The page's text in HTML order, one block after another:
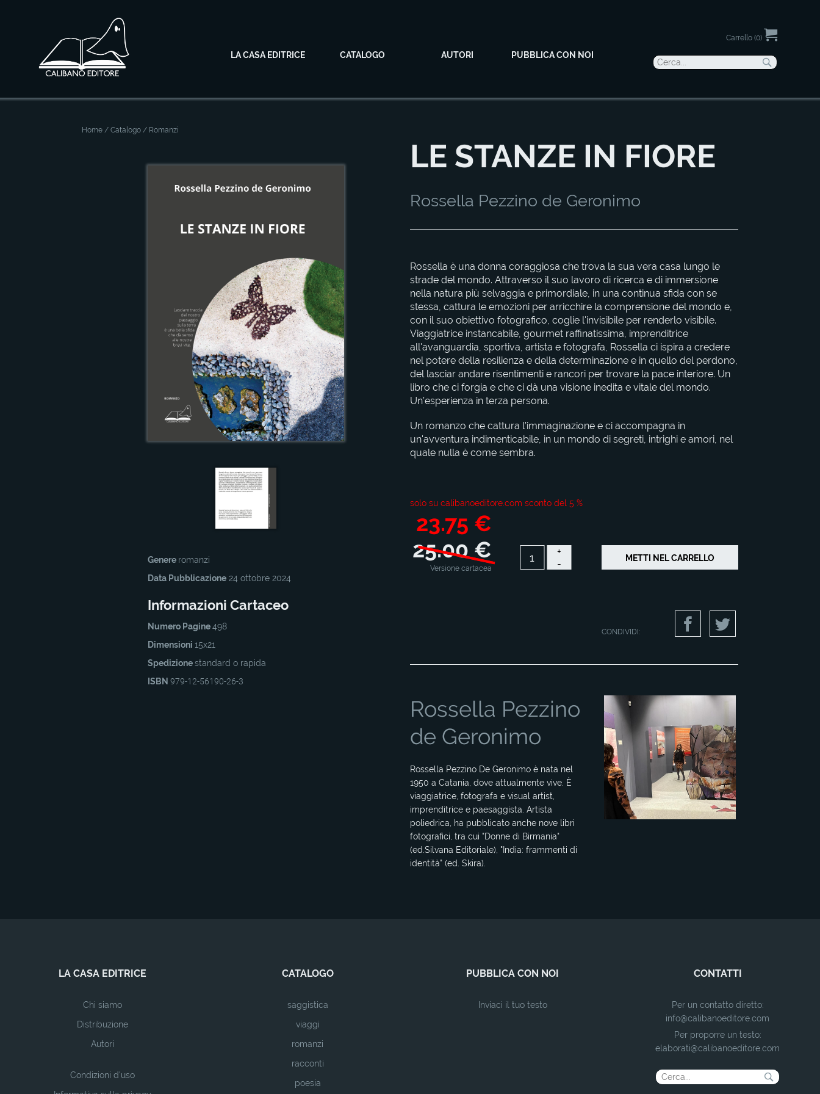
LA CASA EDITRICE CATALOGO AUTORI PUBBLICA CON NOI
Carrello (0)
Home /Catalogo / Romanzi
Genere romanzi
Data Pubblicazione24 ottobre 2024
Informazioni Cartaceo
Numero Pagine498
Dimensioni 15x21
Spedizionestandard o rapida
ISBN 979-12-56190-26-3
LE STANZE IN FIORE
Rossella Pezzino de Geronimo
Rossella è una donna coraggiosa che trova la sua vera casa lungo le
strade del mondo. Attraverso il suo lavoro di ricerca e di immersione
nella natura più selvaggia e primordiale, in una continua sfida con se
stessa, cattura le emozioni per arricchire la comprensione del mondo e,
con il suo obiettivo fotografico, coglie l'invisibile per renderlo visibile.
Viaggiatrice instancabile, gourmet raffinatissima, imprenditrice
all'avanguardia, sportiva, artista e fotografa, Rossella ci ispira a credere
nel potere della resilienza e della determinazione e in quello del perdono,
del lasciar andare risentimenti e rancori per trovare la pace interiore. Un
libro che ci forgia e che ci dà una visione inedita e vitale del mondo.
Un’esperienza in terza persona.
Un romanzo che cattura l’immaginazione e ci accompagna in
un'avventura indimenticabile, in un mondo di segreti, intrighi e amori, nel
quale nulla è come sembra.
solo su calibanoeditore.com sconto del 5 %
23.75 €
25.00 €
Versione cartacea
+
-
CONDIVIDI:
Rossella Pezzino
de Geronimo
Rossella Pezzino De Geronimo è nata nel
1950 a Catania, dove attualmente vive. È
viaggiatrice, fotografa e visual artist,
imprenditrice e paesaggista. Artista
poliedrica, ha pubblicato anche nove libri
fotografici, tra cui "Donne di Birmania"
(ed.Silvana Editoriale), "India: frammenti di
identità" (ed. Skira).
LA CASA EDITRICE
Chi siamo
Distribuzione
Autori
Condizioni d'uso
CATALOGO
saggistica
viaggi
romanzi
racconti
poesia
PUBBLICA CON NOI
Inviaci il tuo testo
CONTATTI
Per un contatto diretto:
info@calibanoeditore.com
Per proporre un testo:
elaborati@calibanoeditore.com